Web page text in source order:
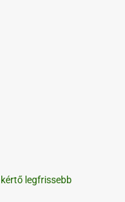
legfrissebb